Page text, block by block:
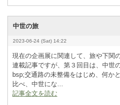
中世の旅
2023-06-24 (Sat) 14:22
現在の企画展に関連して、旅や下関
連載記事ですが、第３回目は、中世
b­s­p­;交通路の未整備をはじめ、何か
比べ、中世にな...
記事全文を読む